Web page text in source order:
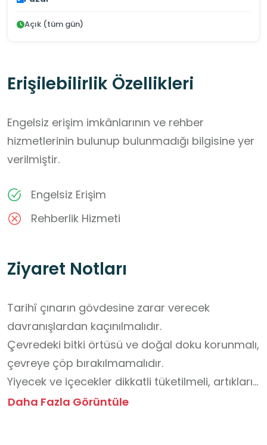
Açık (tüm gün)
Erişilebilirlik Özellikleri
Engelsiz erişim imkânlarının ve rehber
hizmetlerinin bulunup bulunmadığı bilgisine yer
verilmiştir.
Engelsiz Erişim
Rehberlik Hizmeti
Ziyaret Notları
Tarihî çınarın gövdesine zarar verecek
davranışlardan kaçınılmalıdır.
Çevredeki bitki örtüsü ve doğal doku korunmalı,
çevreye çöp bırakılmamalıdır.
Yiyecek ve içecekler dikkatli tüketilmeli, artıkları
doğaya atılmamalıdır.
Daha Fazla Görüntüle